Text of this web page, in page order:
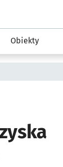
i rekreacja
Obiekty